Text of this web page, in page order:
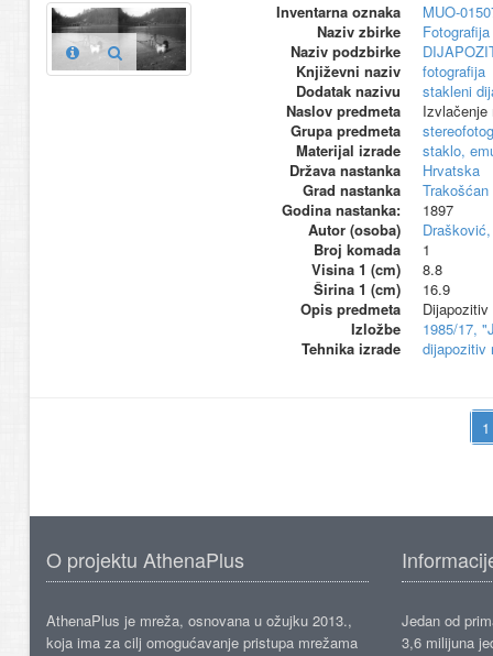
Inventarna oznaka
MUO-
Naziv zbirke
Naziv podzbirke
Književni naziv
fotografija
Dodatak nazivu
stakleni
Naslov predmeta
Izvlačenje
Grupa predmeta
Materijal izrade
staklo,
Država nastanka
Hrvatska
Grad nastanka
Trakošćan
Godina nastanka:
1897
Autor (osoba)
Broj komada
1
Visina 1 (cm)
8.8
Širina 1 (cm)
16.9
Opis predmeta
Izložbe
1985/17,
Tehnika izrade
dijapozitiv
O projektu AthenaPlus
AthenaPlus je mreža, osnovana u ožujku 2013.,
koja ima za cilj omogućavanje pristupa mrežama
Jedan od
3,6 milijuna